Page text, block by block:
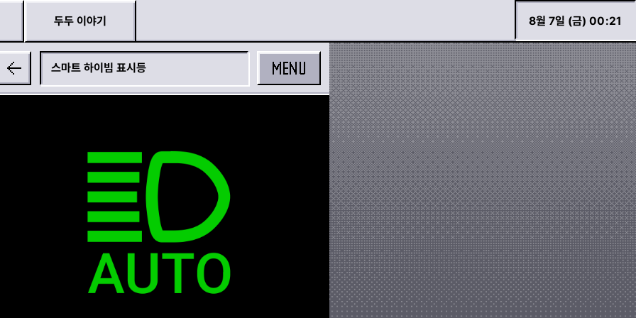
두두 이야기 8월 7일 (금) 00:21
MENU
바로 검색하기
경고등 모아보기
두두 이야기
스마트 하이빔 표시등